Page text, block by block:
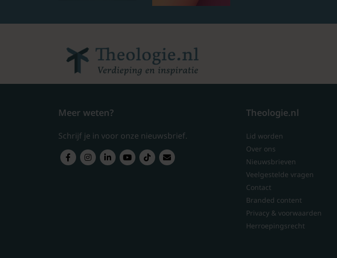
Meer weten?
Schrijf je in voor onze nieuwsbrief.
Theologie.nl
Lid worden
Over ons
Nieuwsbrieven
Veelgestelde vragen
Contact
Branded content
Privacy & voorwaarden
Herroepingsrecht